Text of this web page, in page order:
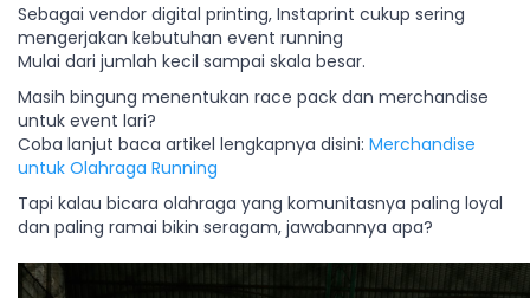
Sebagai vendor digital printing, Instaprint cukup sering
mengerjakan kebutuhan event running
Mulai dari jumlah kecil sampai skala besar.
Masih bingung menentukan race pack dan merchandise
untuk event lari?
Coba lanjut baca artikel lengkapnya disini: Merchandise
untuk Olahraga Running
Tapi kalau bicara olahraga yang komunitasnya paling loyal
dan paling ramai bikin seragam, jawabannya apa?